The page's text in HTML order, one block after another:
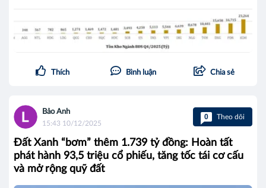
Thích Bình luận Chia sẻ
Bảo Anh
15:43 10/12/2025
0 Theo dõi
Đất Xanh “bơm” thêm 1.739 tỷ đồng: Hoàn tất
phát hành 93,5 triệu cổ phiếu, tăng tốc tái cơ cấu
và mở rộng quỹ đất